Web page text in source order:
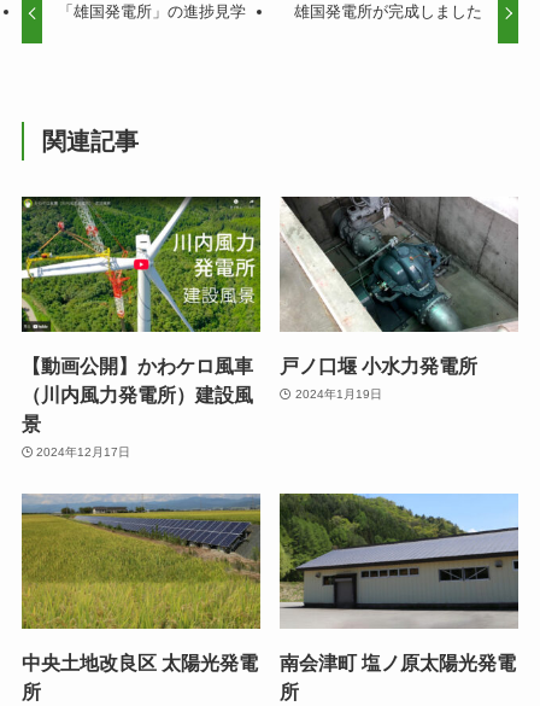
「雄国発電所」の進捗見学 雄国発電所が完成しました
関連記事
【動画公開】かわケロ風車
（川内風力発電所）建設風
景
2024年12月17日
戸ノ口堰 小水力発電所
2024年1月19日
中央土地改良区 太陽光発電
所
南会津町 塩ノ原太陽光発電
所